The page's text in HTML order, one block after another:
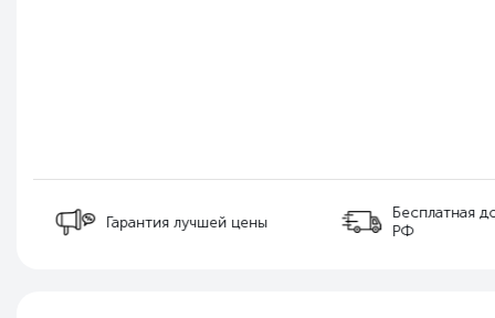
Гарантия лучшей цены
Бесплатная
РФ